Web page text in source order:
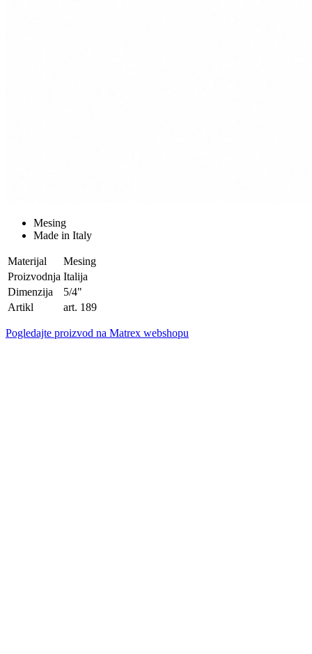
Mesing
Made in Italy
Materijal
Mesing
Proizvodnja Italija
Dimenzija
5/4"
Artikl
art. 189
Pogledajte proizvod na Matrex webshopu